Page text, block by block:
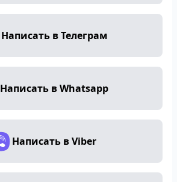
Написать в Телеграм
Написать в Whatsapp
Написать в Viber